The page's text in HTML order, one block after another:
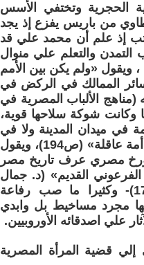
الحجرية وتختفي الأسس
من باريس يفزع إذ يجد
إذ علم أن محمد علي قد
والتعلم علي منوال
، ويقول «ولم يكن بين الأمم
الممالك في الركض في
في تلخيص باريز – ص299)، وفي كتابه (مناهج الألباب المصرية في
وكانت شوكة سلاحها قوية،
في ميدان المدينة ولا في
حرفة تقنين القوانين وتشريع الأحكام ولم تجحد نعمة اقتباس علومها أمة عاقلة» (ص194)، ويقول
مؤرخ مصري عرف تاريخ مصر
القديم» (د. جمال
الدين الشيال- التاريخ والمؤرخون في القرن التاسع عشر- ص17)- وكثيرا ما صب رفاعة
مجرد مساخيط بل وابدي
علي اصدقائه الأوروبيين.
إلي قضية المرأة المصرية